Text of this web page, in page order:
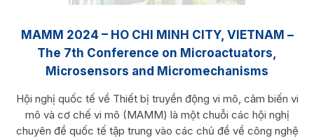
MAMM 2024 – HO CHI MINH CITY, VIETNAM –
The 7th Conference on Microactuators,
Microsensors and Micromechanisms
Hội nghị quốc tế về Thiết bị truyền động vi mô, cảm biến vi
mô và cơ chế vi mô (MAMM) là một chuỗi các hội nghị
chuyên đề quốc tế tập trung vào các chủ đề về công nghệ